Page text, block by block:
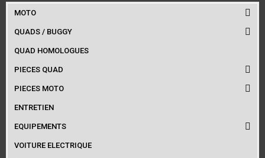
MOTO
QUADS / BUGGY
QUAD HOMOLOGUES
PIECES QUAD
PIECES MOTO
ENTRETIEN
EQUIPEMENTS
VOITURE ELECTRIQUE